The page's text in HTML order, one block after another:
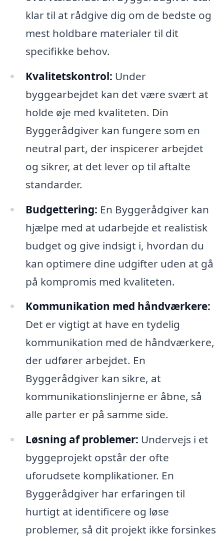
klar til at rådgive dig om de bedste og
mest holdbare materialer til dit
specifikke behov.
Kvalitetskontrol: Under
byggearbejdet kan det være svært at
holde øje med kvaliteten. Din
Byggerådgiver kan fungere som en
neutral part, der inspicerer arbejdet
og sikrer, at det lever op til aftalte
standarder.
Budgettering: En Byggerådgiver kan
hjælpe med at udarbejde et realistisk
budget og give indsigt i, hvordan du
kan optimere dine udgifter uden at gå
på kompromis med kvaliteten.
Kommunikation med håndværkere:
Det er vigtigt at have en tydelig
kommunikation med de håndværkere,
der udfører arbejdet. En
Byggerådgiver kan sikre, at
kommunikationslinjerne er åbne, så
alle parter er på samme side.
Løsning af problemer: Undervejs i et
byggeprojekt opstår der ofte
uforudsete komplikationer. En
Byggerådgiver har erfaringen til
hurtigt at identificere og løse
problemer, så dit projekt ikke forsinkes